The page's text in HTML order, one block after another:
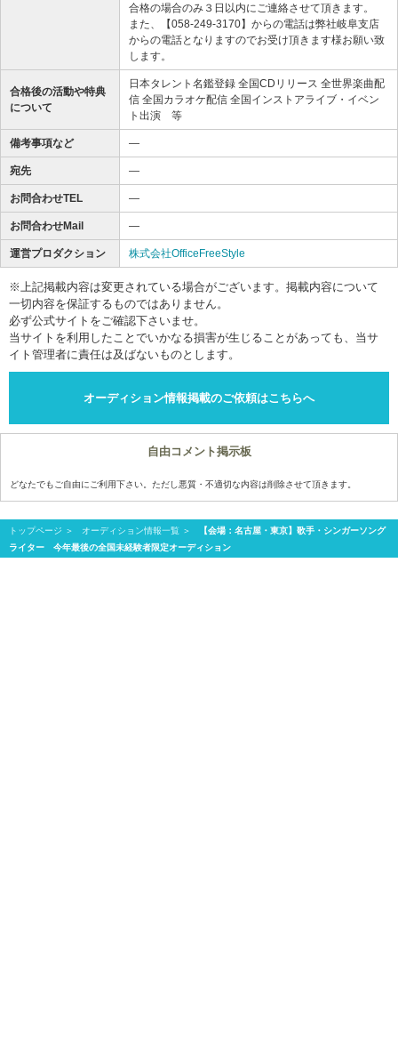
合格の場合のみ３日以内にご連絡させて頂きます。
また、【058-249-3170】からの電話は弊社岐阜支店
からの電話となりますのでお受け頂きます様お願い致
します。
合格後の活動や特典
について
日本タレント名鑑登録 全国CDリリース 全世界楽曲配
信 全国カラオケ配信 全国インストアライブ・イベン
ト出演 等
備考事項など ―
宛先 ―
お問合わせTEL ―
お問合わせMail ―
運営プロダクション 株式会社OfficeFreeStyle
※上記掲載内容は変更されている場合がございます。掲載内容について
一切内容を保証するものではありません。
必ず公式サイトをご確認下さいませ。
当サイトを利用したことでいかなる損害が生じることがあっても、当サ
イト管理者に責任は及ばないものとします。
オーディション情報掲載のご依頼はこちらへ
自由コメント掲示板
どなたでもご自由にご利用下さい。ただし悪質・不適切な内容は削除させて頂きます。
トップページ オーディション情報一覧
【会場：名古屋・東京】歌手・シンガーソング
ライター 今年最後の全国未経験者限定オーディション